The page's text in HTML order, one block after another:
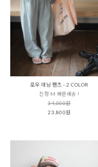
로우 데님 팬츠 - 2 COLOR
진청 M 빠른배송 !
34,000원
23,800원